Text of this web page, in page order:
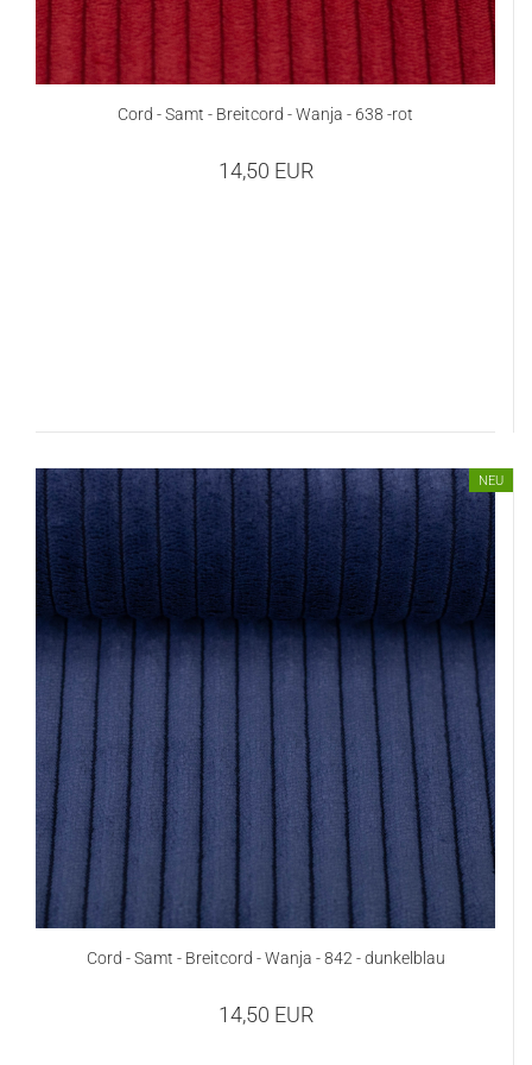
Cord - Samt - Breitcord - Wanja - 638 -rot
14,50 EUR
NEU
Cord - Samt - Breitcord - Wanja - 842 - dunkelblau
14,50 EUR